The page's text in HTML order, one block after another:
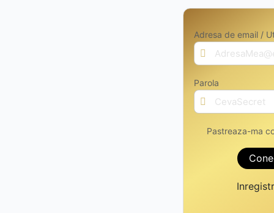
Adresa de email /
Parola
Pastreaza-ma